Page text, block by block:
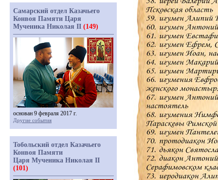
Самарский отдел Казачьего
Конвоя Памяти Царя
Мученика Николая II (149)
основан 9 февраля 2017 г.
Другие события
Тобольский отдел Казачьего
Конвоя Памяти
Царя Мученика Николая II
(101)